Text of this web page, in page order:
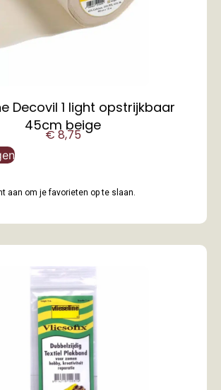
Decovil 1 light opstrijkbaar
45cm beige
€8,75
aan om je favorieten op te slaan.